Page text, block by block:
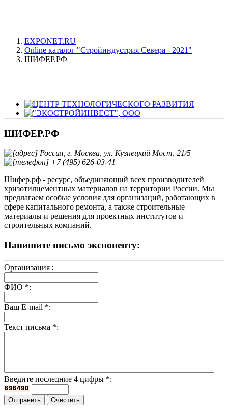
EXPONET.RU
Online каталог "Стройиндустрия Севера - 2021"
ШИФЕР.РФ
ШИФЕР.РФ
Россия, г. Москва, ул. Кузнецкий Мост, 21/5
+7 (495) 626-03-41
Шифер.рф - ресурс, объединяющий всех производителей
хризотилцементных материалов на территории России. Мы
предлагаем особые условия для организаций, работающих в
сфере капитального ремонта, а также строительные
материалы и решения для проектных институтов и
строительных компаний.
Напишите письмо экспоненту:
Организация :
ФИО *:
Ваш E-mail *:
Текст письма *:
Введите последние 4 цифры *: